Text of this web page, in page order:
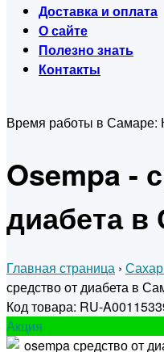
Доставка и оплата
О сайте
Полезно знать
Контакты
Время работы в Самаре:
Osempa -
диабета в
Главная страница ›
средство от диабета в
Код товара: RU-
Акция